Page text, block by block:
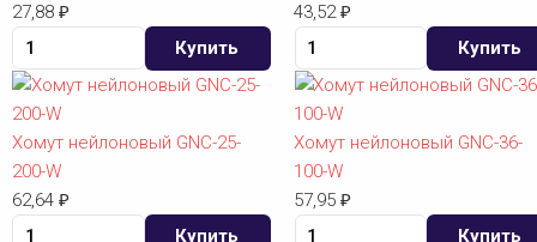
27,88 ₽
Купить
43,52₽
Купить
Хомут нейлоновый GNC-25-
200-W
62,64 ₽
Купить
Хомут нейлоновый GNC-36-
100-W
57,95₽
Купить